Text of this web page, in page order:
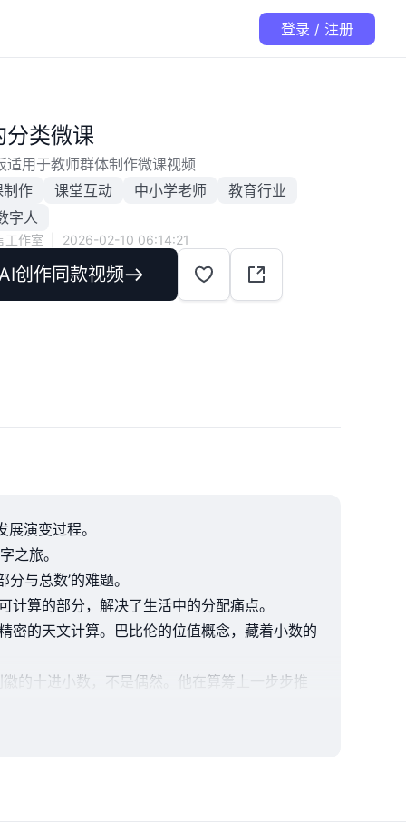
登录 / 注册
分类微课
适用于教师群体制作微课视频
制作
课堂互动 中小学老师
教育行业
字人
工作室 2026-02-10 06:14:21
创作同款视频
演变过程。
之旅。
与总数’的难题。
算的部分，解决了生活中的分配痛点。
密的天文计算。巴比伦的位值概念，藏着小数的
的十进小数，不是偶然。他在算筹上一步步推